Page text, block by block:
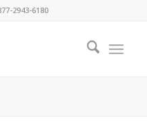
2943-6180